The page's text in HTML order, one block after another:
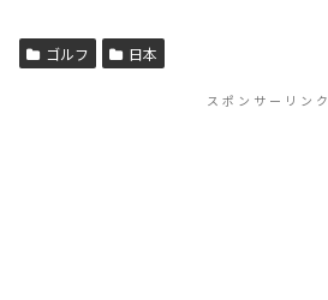
ゴルフ 日本
スポンサーリンク